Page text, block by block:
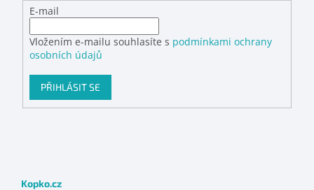
E-mail
Vložením e-mailu souhlasíte s podmínkami ochrany
osobních údajů
PŘIHLÁSIT SE
Kopko.cz